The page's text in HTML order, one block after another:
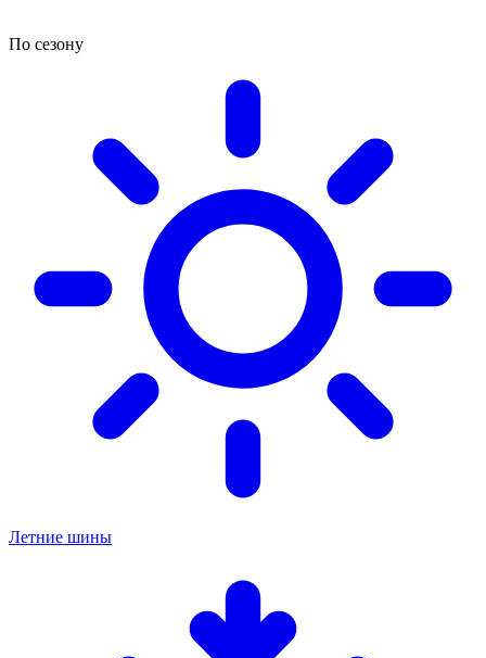
По сезону
Летние шины